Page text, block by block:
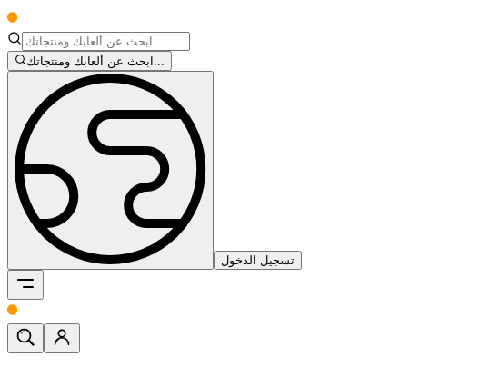
ابحث عن ألعابك ومنتجاتك...
تسجيل الدخول